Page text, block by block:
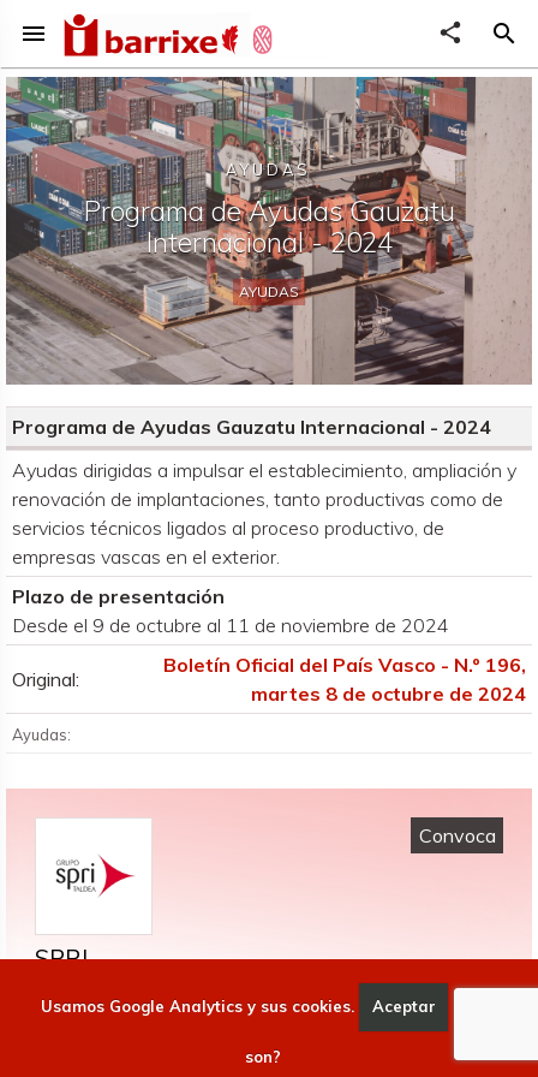
menu share search
AYUDAS
Programa de Ayudas Gauzatu
Internacional - 2024
AYUDAS
Organismo convocante
Programa de Ayudas Gauzatu Internacional - 2024
Ayudas:
Ayudas dirigidas a impulsar el establecimiento, ampliación y
renovación de implantaciones, tanto productivas como de
servicios técnicos ligados al proceso productivo, de
empresas vascas en el exterior.
Plazo de presentación
Desde el 9 de octubre al 11 de noviembre de 2024
Original:
Boletín Oficial del País Vasco - N.º 196,
martes 8 de octubre de 2024
Convoca
SPRI
Agencia vasca de desarrollo empresarial
Usamos Google Analytics y sus cookies. Aceptar
son?